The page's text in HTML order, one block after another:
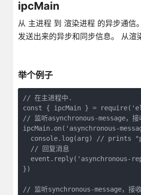
ipcMain
从 主进程 到 渲染进程 的异步通信
发送出来的异步和同步信息。 从渲
举个例子
// 在主进程中.
const { ipcMain } =
// 监听asynchronous-message，接
ipcMain.on('asynchronous-
console.log(arg) // prints
  // 回复消息
event.reply('asynchronous-
})
// 监听synchronous-message，接收